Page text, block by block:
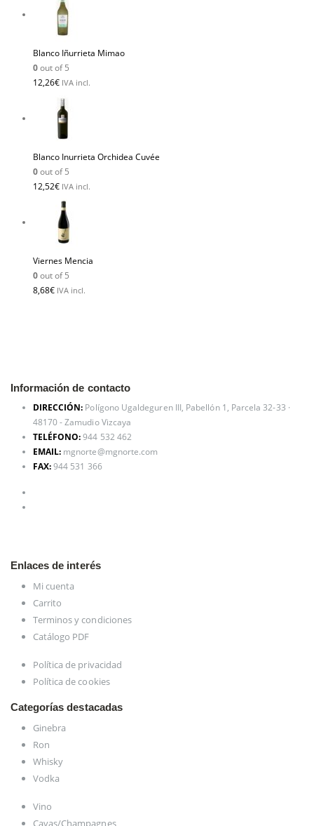
Blanco Iñurrieta Mimao
0out of 5
12,26€ IVA incl.
Blanco Inurrieta Orchidea Cuvée
0out of 5
12,52€ IVA incl.
Viernes Mencia
0out of 5
8,68€ IVA incl.
Información de contacto
DIRECCIÓN: Polígono Ugaldeguren III, Pabellón 1, Parcela 32-33 ·
48170 - Zamudio Vizcaya
TELÉFONO:944 532 462
EMAIL: mgnorte@mgnorte.com
FAX:944 531 366
Enlaces de interés
Mi cuenta
Carrito
Terminos y condiciones
Catálogo PDF
Política de privacidad
Política de cookies
Categorías destacadas
Ginebra
Ron
Whisky
Vodka
Vino
Cavas/Champagnes